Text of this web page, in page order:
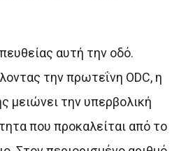
αυτή την οδό.
την πρωτεΐνη ODC, η
μειώνει την υπερβολική
που προκαλείται από το